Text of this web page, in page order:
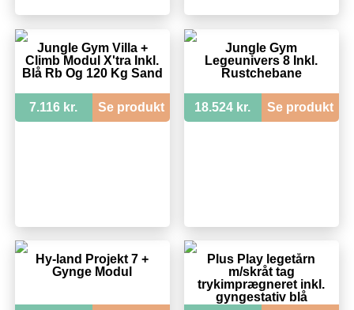
Jungle Gym Villa +
Climb Modul X'tra Inkl.
Blå Rb Og 120 Kg Sand
7.116 kr. Se produkt
Jungle Gym
Legeunivers 8 Inkl.
Rustchebane
18.524 kr. Se produkt
Hy-land Projekt 7 +
Gynge Modul
Plus Play legetårn
m/skråt tag
trykimprægneret inkl.
gyngestativ blå